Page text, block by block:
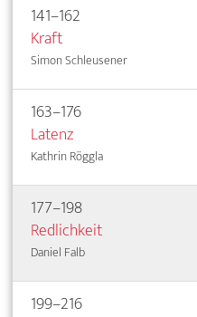
141–162
Kraft
Simon Schleusener
163–176
Latenz
Kathrin Röggla
177–198
Redlichkeit
Daniel Falb
199–216